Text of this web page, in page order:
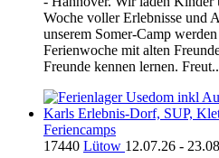
Woche voller Erlebnisse und
unserem Somer-Camp
Ferienwoche mit alten
Freunde kennen lernen.
Feriencamps
17440 Lütow 12.07.26 -